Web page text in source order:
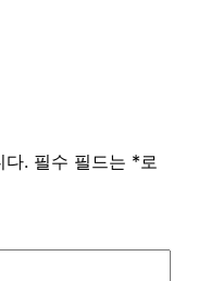
다. 필수 필드는 *로